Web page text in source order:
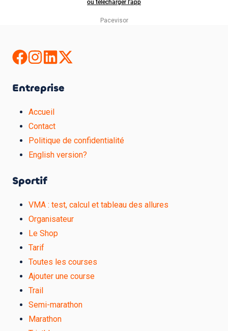
Pacevisor
Entreprise
Accueil
Contact
Politique de confidentialité
English version?
Sportif
VMA : test, calcul et tableau des allures
Organisateur
Le Shop
Tarif
Toutes les courses
Ajouter une course
Trail
Semi-marathon
Marathon